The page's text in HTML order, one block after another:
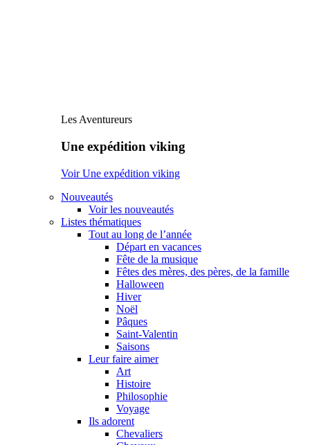
Les Aventureurs
Une expédition viking
Voir Une expédition viking
Nouveautés
Voir les nouveautés
Listes thématiques
Tout au long de l’année
Départ en vacances
Fête de la musique
Fêtes des mères, des pères, de la famille
Halloween
Hiver
Noël
Pâques
Saint-Valentin
Saisons
Leur faire aimer
Art
Histoire
Philosophie
Voyage
Ils adorent
Chevaliers